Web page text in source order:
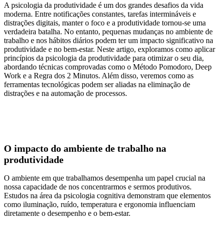
A psicologia da produtividade é um dos grandes desafios da vida
moderna. Entre notificações constantes, tarefas intermináveis e
distrações digitais, manter o foco e a produtividade tornou-se uma
verdadeira batalha. No entanto, pequenas mudanças no ambiente de
trabalho e nos hábitos diários podem ter um impacto significativo na
produtividade e no bem-estar. Neste artigo, exploramos como aplicar
princípios da psicologia da produtividade para otimizar o seu dia,
abordando técnicas comprovadas como o Método Pomodoro, Deep
Work e a Regra dos 2 Minutos. Além disso, veremos como as
ferramentas tecnológicas podem ser aliadas na eliminação de
distrações e na automação de processos.
O impacto do ambiente de trabalho na
produtividade
O ambiente em que trabalhamos desempenha um papel crucial na
nossa capacidade de nos concentrarmos e sermos produtivos.
Estudos na área da psicologia cognitiva demonstram que elementos
como iluminação, ruído, temperatura e ergonomia influenciam
diretamente o desempenho e o bem-estar.